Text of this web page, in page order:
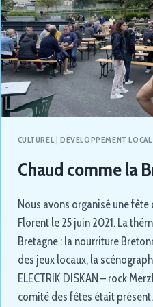
CULTUREL |DÉVELOPPEMENT LOCAL
Chaud comme la
Nous avons organisé une
Florent le 25 juin 2021. La
Bretagne : la nourriture
des jeux locaux, la
ELECTRIK DISKAN – rock
comité des fêtes était